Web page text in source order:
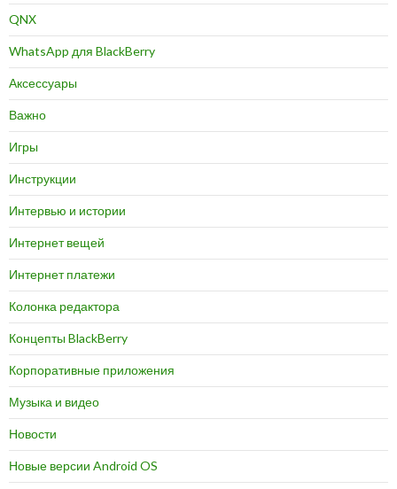
QNX
WhatsApp для BlackBerry
Аксессуары
Важно
Игры
Инструкции
Интервью и истории
Интернет вещей
Интернет платежи
Колонка редактора
Концепты BlackBerry
Корпоративные приложения
Музыка и видео
Новости
Новые версии Android OS